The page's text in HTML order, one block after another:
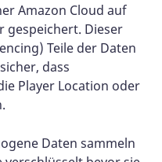
Amazon Cloud auf
gespeichert. Dieser
Teile der Daten
dass
Player Location oder
Daten sammeln